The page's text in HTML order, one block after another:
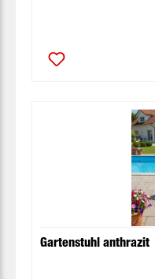
Gartenstuhl anthrazit